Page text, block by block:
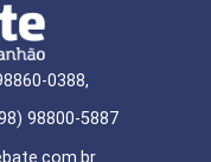
0388,
98800-5887